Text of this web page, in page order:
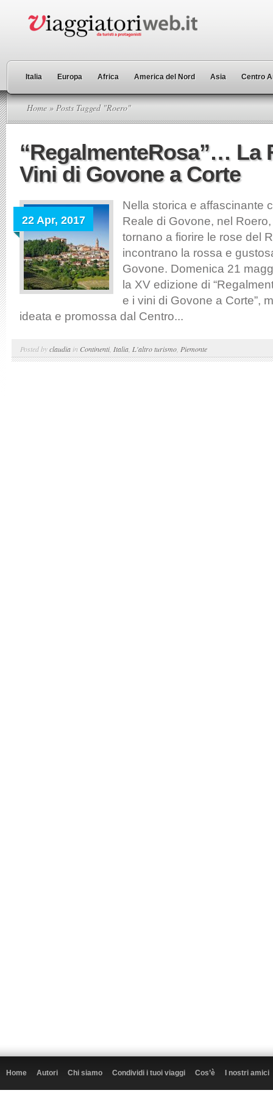
Italia Europa Africa America del Nord Asia Centro
Home » Posts Tagged "Roero"
“RegalmenteRosa”… La
Vini di Govone a Corte
22 Apr, 2017
Nella storica e affascinante
Reale di Govone, nel
tornano a fiorire le rose del
incontrano la rossa e
Govone. Domenica 21
la XV edizione di
e i vini di Govone a Corte”,
ideata e promossa dal Centro...
Posted byclaudia in Continenti, Italia L'altro turismo Piemonte
Home Autori Chi siamo Condividi i tuoi viaggi Cos’è I nostri amici